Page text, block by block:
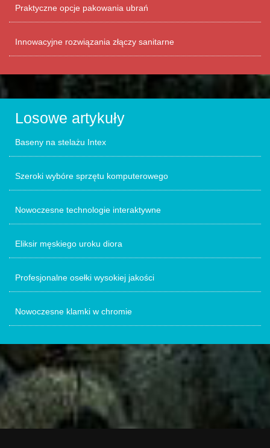
Praktyczne opcje pakowania ubrań
Innowacyjne rozwiązania złączy sanitarne
Losowe artykuły
Baseny na stelażu Intex
Szeroki wybóre sprzętu komputerowego
Nowoczesne technologie interaktywne
Eliksir męskiego uroku diora
Profesjonalne osełki wysokiej jakości
Nowoczesne klamki w chromie